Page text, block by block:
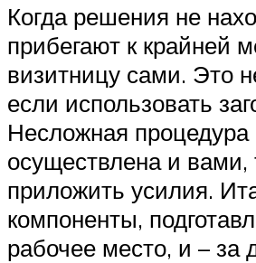
Когда решения не
прибегают к крайней
визитницу сами. Это
если использовать
Несложная
осуществлена и вами,
приложить усилия.
компоненты,
рабочее место, и – за